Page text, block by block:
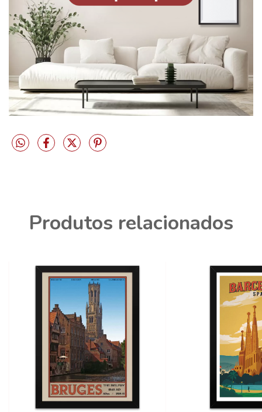
Produtos relacionados